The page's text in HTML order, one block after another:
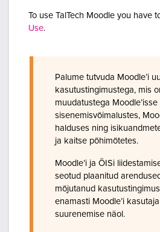
To use TalTech Moodle you have
Use.
Palume tutvuda Moodle’i
kasutustingimustega, mis
muudatustega Moodle’isse
sisenemisvõimalustes,
halduses ning
ja kaitse põhimõtetes.
Moodle’i ja ÕISi
seotud plaanitud
mõjutanud
enamasti Moodle’i
suurenemise näol.